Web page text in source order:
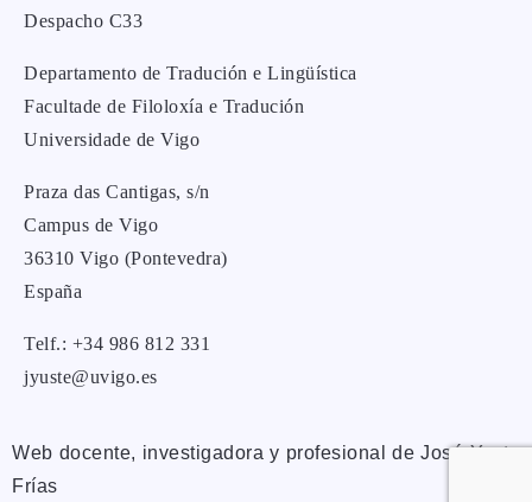
Despacho C33
Departamento de Tradución e Lingüística
Facultade de Filoloxía e Tradución
Universidade de Vigo
Praza das Cantigas, s/n
Campus de Vigo
36310 Vigo (Pontevedra)
España
Telf.: +34 986 812 331
jyuste@uvigo.es
Web docente, investigadora y profesional de José Yuste
Frías